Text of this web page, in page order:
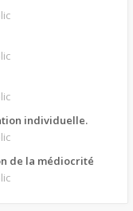
individuelle.
de la médiocrité